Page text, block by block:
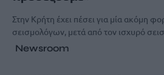
Στην Κρήτη έχει πέσει για μία ακόμη
σεισμολόγων, μετά από τον ισχυρό
Newsroom